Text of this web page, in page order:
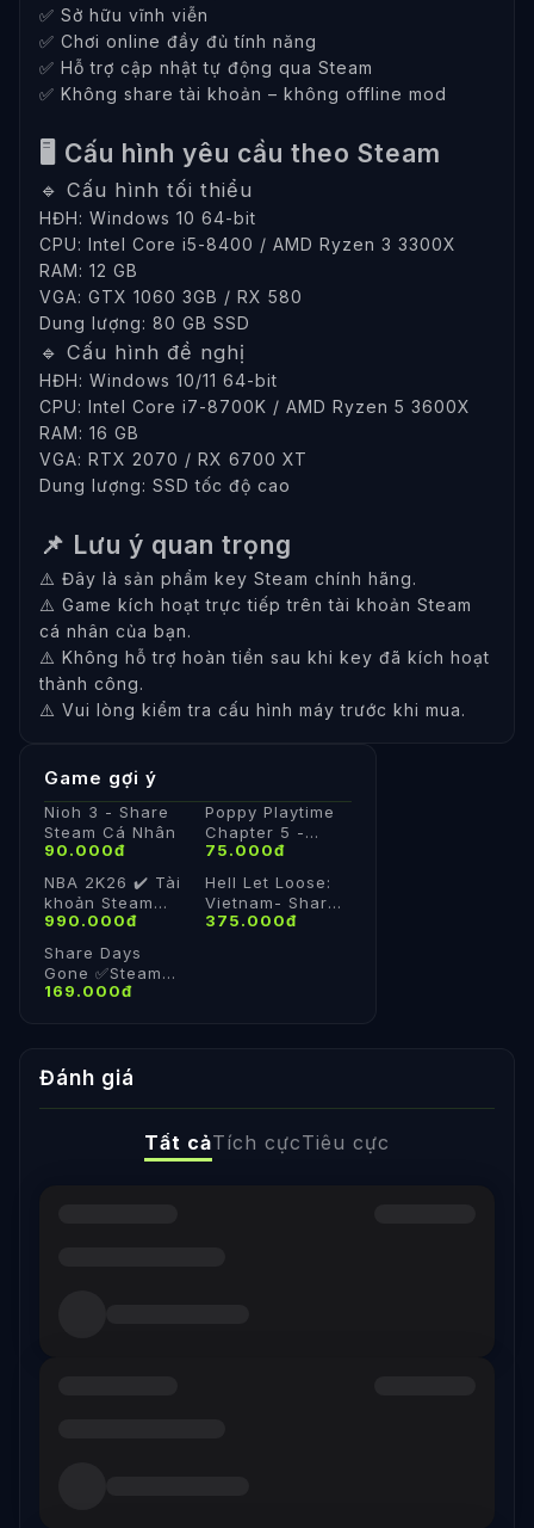
✅ Sở hữu vĩnh viễn
✅ Chơi online đầy đủ tính năng
✅ Hỗ trợ cập nhật tự động qua Steam
✅ Không share tài khoản – không offline mod
🖥️ Cấu hình yêu cầu theo Steam
🔹 Cấu hình tối thiểu
HĐH: Windows 10 64-bit
CPU: Intel Core i5-8400 / AMD Ryzen 3 3300X
RAM: 12 GB
VGA: GTX 1060 3GB / RX 580
Dung lượng: 80 GB SSD
🔹 Cấu hình đề nghị
HĐH: Windows 10/11 64-bit
CPU: Intel Core i7-8700K / AMD Ryzen 5 3600X
RAM: 16 GB
VGA: RTX 2070 / RX 6700 XT
Dung lượng: SSD tốc độ cao
📌 Lưu ý quan trọng
⚠️ Đây là sản phẩm key Steam chính hãng.
⚠️ Game kích hoạt trực tiếp trên tài khoản Steam
cá nhân của bạn.
⚠️ Không hỗ trợ hoàn tiền sau khi key đã kích hoạt
thành công.
⚠️ Vui lòng kiểm tra cấu hình máy trước khi mua.
Game gợi ý
Nioh 3 - Share
Steam Cá Nhân
90.000đ
Poppy Playtime
Chapter 5 -
Share Steam Cá
75.000đ
NBA 2K26 ✔️ Tài
khoản Steam
Online ✔️Đổi
990.000đ
Hell Let Loose:
Vietnam- Share
Steam Online Cá
375.000đ
Share Days
Gone ✅Steam
✅Tk cá nhân
169.000đ
Đánh giá
Tất cảTích cựcTiêu cực